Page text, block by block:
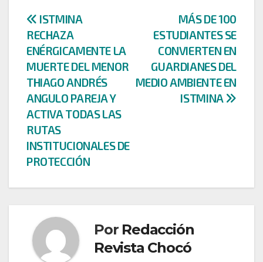
Navegación
de
entradas
MÁS DE 100
ESTUDIANTES SE
CONVIERTEN EN
GUARDIANES DEL
MEDIO AMBIENTE EN
ISTMINA
ISTMINA
RECHAZA
ENÉRGICAMENTE LA
MUERTE DEL MENOR
THIAGO ANDRÉS
ANGULO PAREJA Y
ACTIVA TODAS LAS
RUTAS
INSTITUCIONALES DE
PROTECCIÓN
Por Redacción
Revista Chocó